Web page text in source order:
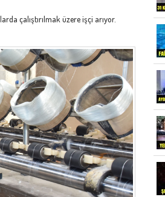
çalıştırılmak üzere işçi arıyor.